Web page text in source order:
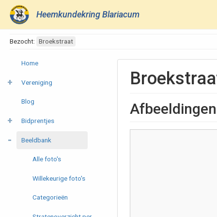
Heemkundekring Blariacum
Bezocht: Broekstraat
Home
Vereniging
Blog
Bidprentjes
Beeldbank
Alle foto's
Willekeurige foto's
Categorieën
Afbeeldingen